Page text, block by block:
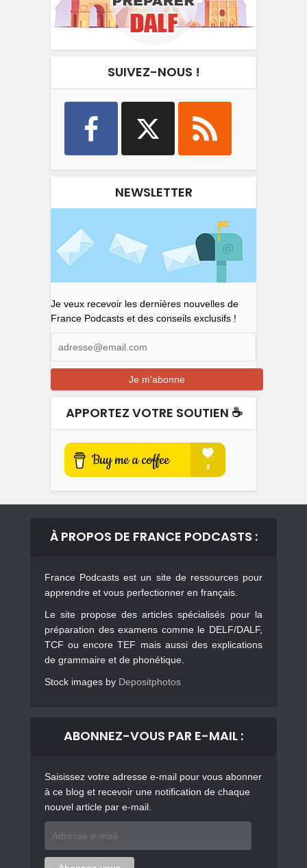
SUIVEZ-NOUS !
NEWSLETTER
Je veux recevoir les dernières nouvelles de
France Podcasts et des conseils exclusifs !
APPORTEZ VOTRE SOUTIEN ☕️
À PROPOS DE FRANCE PODCASTS :
France Podcasts est un site de ressources pour
apprendre et vous perfectionner en français.
Le site propose des articles spécialisés pour la
préparation des examens comme le DELF/DALF,
TCF ou encore TEF mais aussi des explications
de grammaire et de phonétique.
Stock images by Depositphotos
ABONNEZ-VOUS PAR E-MAIL :
Saisissez votre adresse e-mail pour vous abonner
à ce blog et recevoir une notification de chaque
nouvel article par e-mail.
mail